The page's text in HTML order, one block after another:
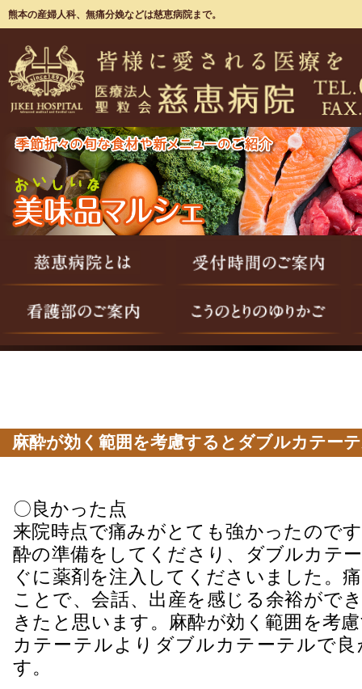
熊本の産婦人科、無痛分娩などは慈恵病院まで。
麻酔が効く範囲を考慮するとダブルカテー
〇良かった点
来院時点で痛みがとても強かったので
酔の準備をしてくださり、ダブルカテ
ぐに薬剤を注入してくださいました。
ことで、会話、出産を感じる余裕がで
きたと思います。麻酔が効く範囲を考
カテーテルよりダブルカテーテルで
す。